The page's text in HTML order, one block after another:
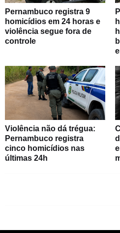
Pernambuco registra 9
homicídios em 24 horas e
violência segue fora de
controle
Violência não dá trégua:
Pernambuco registra
cinco homicídios nas
últimas 24h